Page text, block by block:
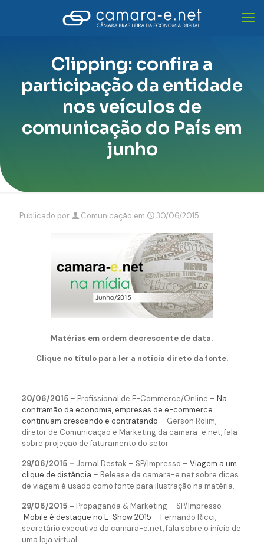
Clipping: confira a
participação da entidade
nos veículos de
comunicação do País em
junho
Publicado por Comunicação em 30/06/2015
Matérias em ordem decrescente de data.
Clique no título para ler a notícia direto da fonte.
30/06/2015– Profissional de E-Commerce/Online – Na
contramão da economia, empresas de e-commerce
continuam crescendo e contratando – Gerson Rolim,
diretor de Comunicação e Marketing da camara-e.net, fala
sobre projeção de faturamento do setor.
29/06/2015 – Jornal Destak – SP/Impresso – Viagem a um
clique de distância – Release da camara-e.net sobre dicas
de viagem é usado como fonte para ilustração na matéria.
29/06/2015 – Propaganda & Marketing – SP/Impresso –
Mobile é destaque no E-Show 2015 – Fernando Ricci,
secretário executivo da camara-e.net, fala sobre o início de
uma loja virtual.